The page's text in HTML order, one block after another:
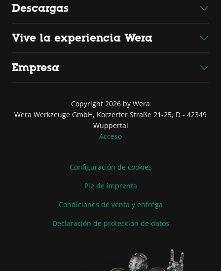
Descargas
Vive la experiencia Wera
Empresa
Copyright 2026 by Wera
Wera Werkzeuge GmbH, Korzerter Straße 21-25, D - 42349
Wuppertal
Acceso
Configuración de cookies
Pie de imprenta
Condiciones de venta y entrega
Declaración de protección de datos